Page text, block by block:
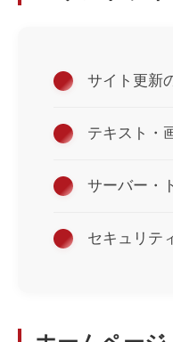
サイト更新
テキスト・
サーバー・
セキュリテ